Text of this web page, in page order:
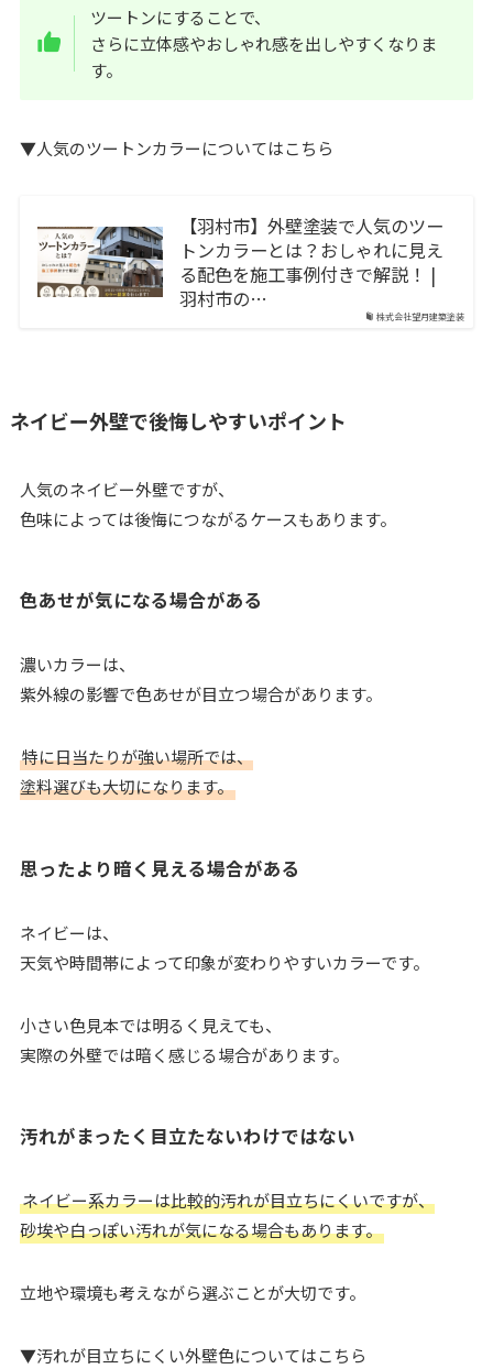
ツートンにすることで、
さらに立体感やおしゃれ感を出しやすくなりま
す。
▼人気のツートンカラーについてはこちら
株式会社望月建築塗装
【羽村市】外壁塗装で人気のツー
トンカラーとは？おしゃれに見え
る配色を施工事例付きで解説！ |
羽村市の…
ネイビー外壁で後悔しやすいポイント
人気のネイビー外壁ですが、
色味によっては後悔につながるケースもあります。
色あせが気になる場合がある
濃いカラーは、
紫外線の影響で色あせが目立つ場合があります。
特に日当たりが強い場所では、
塗料選びも大切になります。
思ったより暗く見える場合がある
ネイビーは、
天気や時間帯によって印象が変わりやすいカラーです。
小さい色見本では明るく見えても、
実際の外壁では暗く感じる場合があります。
汚れがまったく目立たないわけではない
ネイビー系カラーは比較的汚れが目立ちにくいですが、
砂埃や白っぽい汚れが気になる場合もあります。
立地や環境も考えながら選ぶことが大切です。
▼汚れが目立ちにくい外壁色についてはこちら